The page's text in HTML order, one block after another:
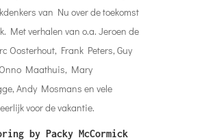
van Nu over de toekomst
Met verhalen van o.a. Jeroen de
Oosterhout, Frank Peters, Guy
Maathuis, Mary
Andy Mosmans en vele
voor de vakantie.
by Packy McCormick